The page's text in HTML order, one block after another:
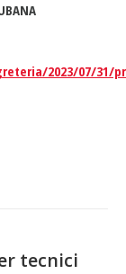
2023/07/31/
tecnici